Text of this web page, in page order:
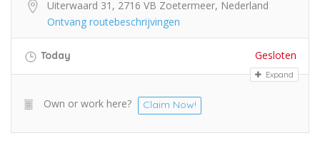
Uiterwaard 31, 2716 VB Zoetermeer, Nederland
Ontvang routebeschrijvingen
Today Gesloten
Expand
Own or work here? Claim Now!